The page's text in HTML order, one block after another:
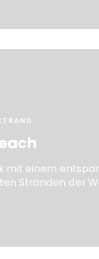
mit einem
Stränden der